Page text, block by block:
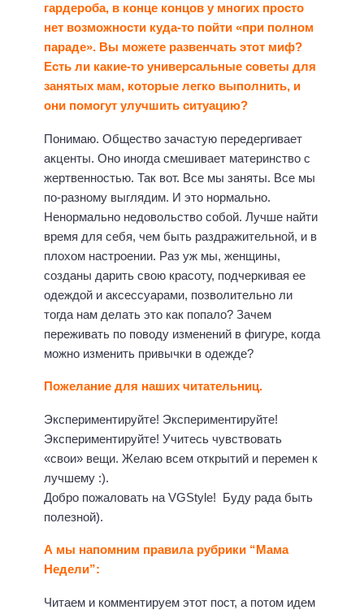
гардероба, в конце концов у многих просто
нет возможности куда-то пойти «при полном
параде». Вы можете развенчать этот миф?
Есть ли какие-то универсальные советы для
занятых мам, которые легко выполнить, и
они помогут улучшить ситуацию?
Понимаю. Общество зачастую передергивает
акценты. Оно иногда смешивает материнство с
жертвенностью. Так вот. Все мы заняты. Все мы
по-разному выглядим. И это нормально.
Ненормально недовольство собой. Лучше найти
время для себя, чем быть раздражительной, и в
плохом настроении. Раз уж мы, женщины,
созданы дарить свою красоту, подчеркивая ее
одеждой и аксессуарами, позволительно ли
тогда нам делать это как попало? Зачем
переживать по поводу изменений в фигуре, когда
можно изменить привычки в одежде?
Пожелание для наших читательниц.
Экспериментируйте! Экспериментируйте!
Экспериментируйте! Учитесь чувствовать
«свои» вещи. Желаю всем открытий и перемен к
лучшему :).
Добро пожаловать на VGStyle! Буду рада быть
полезной).
А мы напомним правила рубрики “Мама
Недели”:
Читаем и комментируем этот пост, а потом идем